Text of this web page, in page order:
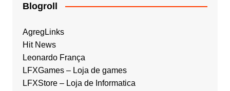
Blogroll
AgregLinks
Hit News
Leonardo França
LFXGames – Loja de games
LFXStore – Loja de Informatica